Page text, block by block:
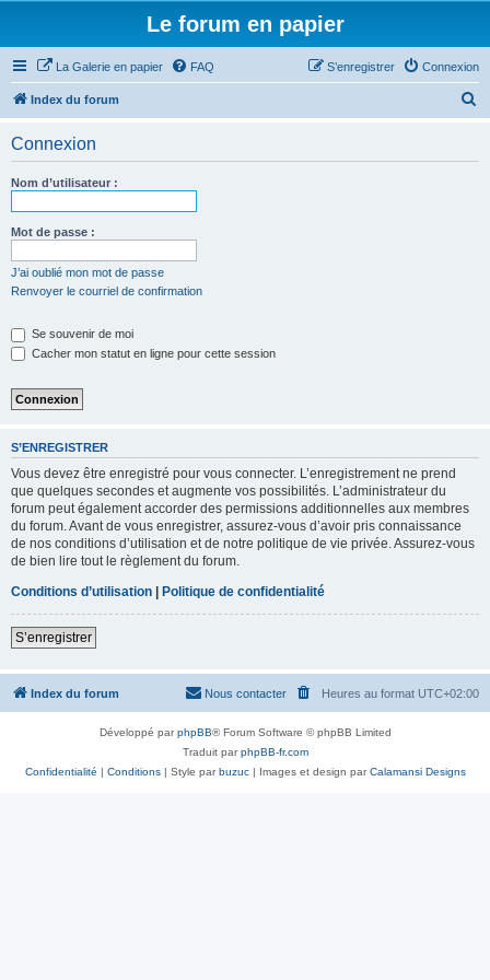
Le forum en papier
La Galerie en papier FAQ Connexion
S’enregistrer
Index du forum
Connexion
Nom d’utilisateur :
Mot de passe :
J’ai oublié mon mot de passe
Renvoyer le courriel de confirmation
Se souvenir de moi
Cacher mon statut en ligne pour cette session
S’ENREGISTRER
Vous devez être enregistré pour vous connecter. L’enregistrement ne prend
que quelques secondes et augmente vos possibilités. L’administrateur du
forum peut également accorder des permissions additionnelles aux membres
du forum. Avant de vous enregistrer, assurez-vous d’avoir pris connaissance
de nos conditions d’utilisation et de notre politique de vie privée. Assurez-vous
de bien lire tout le règlement du forum.
Conditions d’utilisation | Politique de confidentialité
S’enregistrer
Index du forum Heures au format UTC+02:00
Nous contacter
Développé parphpBB® Forum Software © phpBB Limited
Traduit parphpBB-fr.com
Confidentialité | Conditions| Style parbuzuc| Images et design parCalamansi Designs